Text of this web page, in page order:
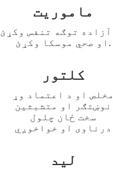
ماموریت
آزاده توګه تنفس وکړئ
او صحي موسکا وکړئ.
کلتور
مخلص او د اعتماد وړ
نوښتګر او متشبثین
سخت ځان چلول
درناوی او خواخوږي
لید